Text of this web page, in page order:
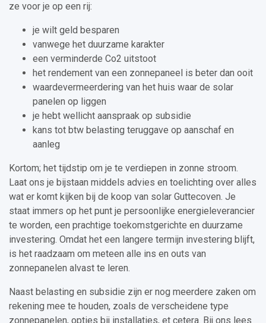
ze voor je op een rij:
je wilt geld besparen
vanwege het duurzame karakter
een verminderde Co2 uitstoot
het rendement van een zonnepaneel is beter dan ooit
waardevermeerdering van het huis waar de solar
panelen op liggen
je hebt wellicht aanspraak op subsidie
kans tot btw belasting teruggave op aanschaf en
aanleg
Kortom; het tijdstip om je te verdiepen in zonne stroom.
Laat ons je bijstaan middels advies en toelichting over alles
wat er komt kijken bij de koop van solar Guttecoven. Je
staat immers op het punt je persoonlijke energieleverancier
te worden, een prachtige toekomstgerichte en duurzame
investering. Omdat het een langere termijn investering blijft,
is het raadzaam om meteen alle ins en outs van
zonnepanelen alvast te leren.
Naast belasting en subsidie zijn er nog meerdere zaken om
rekening mee te houden, zoals de verscheidene type
zonnepanelen, opties bij installaties, et cetera. Bij ons lees